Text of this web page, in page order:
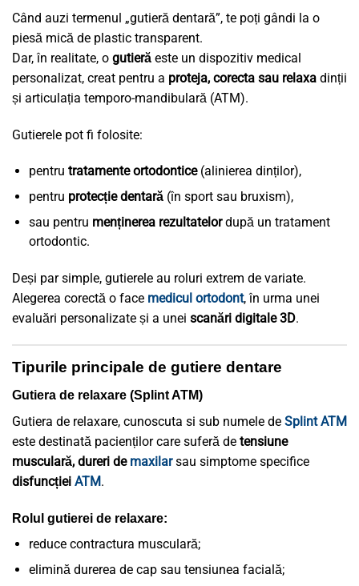
Când auzi termenul „gutieră dentară”, te poți gândi la o
piesă mică de plastic transparent.
Dar, în realitate, o gutieră este un dispozitiv medical
personalizat, creat pentru a proteja, corecta sau relaxa dinții
și articulația temporo-mandibulară (ATM).
Gutierele pot fi folosite:
pentru tratamente ortodontice(alinierea dinților),
pentru protecție dentară(în sport sau bruxism),
sau pentru menținerea rezultatelordupă un tratament
ortodontic.
Deși par simple, gutierele au roluri extrem de variate.
Alegerea corectă o face medicul ortodont, în urma unei
evaluări personalizate și a unei scanări digitale 3D.
Tipurile principale de gutiere dentare
Gutiera de relaxare (Splint ATM)
Gutiera de relaxare, cunoscuta si sub numele de Splint ATM
este destinată pacienților care suferă de tensiune
musculară, dureri de maxilarsau simptome specifice
disfuncției ATM.
Rolul gutierei de relaxare:
reduce contractura musculară;
elimină durerea de cap sau tensiunea facială;